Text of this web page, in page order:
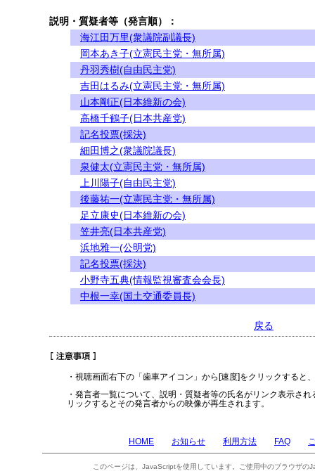
説明・質疑者等（発言順）：
海江田万里(衆議院副議長)
岡本あき子(立憲民主党・無所属)
丹羽秀樹(自由民主党)
吉田はるみ(立憲民主党・無所属)
山本剛正(日本維新の会)
高橋千鶴子(日本共産党)
記名投票(採決)
細田博之(衆議院議長)
泉健太(立憲民主党・無所属)
上川陽子(自由民主党)
後藤祐一(立憲民主党・無所属)
足立康史(日本維新の会)
笠井亮(日本共産党)
浜地雅一(公明党)
記名投票(採決)
小野寺五典(情報監視審査会会長)
中根一幸(国土交通委員長)
戻る
・視聴画面右下の「歯車アイコン」から[速度]をクリックすると
・発言者一覧について、説明・質疑者等の氏名がリンク表示さ
リックするとその発言者からの映像が再生されます。
HOME お知らせ 利用方法 FAQ
このページは、JavaScriptを使用しています。ご使用中のブラウザの